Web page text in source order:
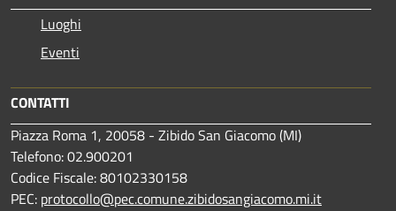
Luoghi
Eventi
CONTATTI
Piazza Roma 1, 20058 - Zibido San Giacomo (MI)
Telefono: 02.900201
Codice Fiscale: 80102330158
PEC: protocollo@pec.comune.zibidosangiacomo.mi.it